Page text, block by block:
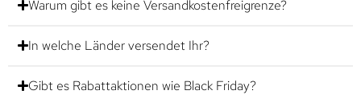
Warum gibt es keine Versandkostenfreigrenze?
In welche Länder versendet Ihr?
Gibt es Rabattaktionen wie Black Friday?